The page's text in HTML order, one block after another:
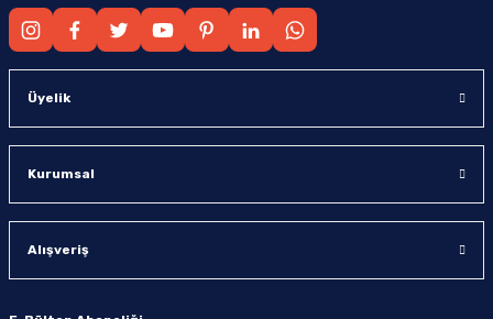
Üyelik
Kurumsal
Alışveriş